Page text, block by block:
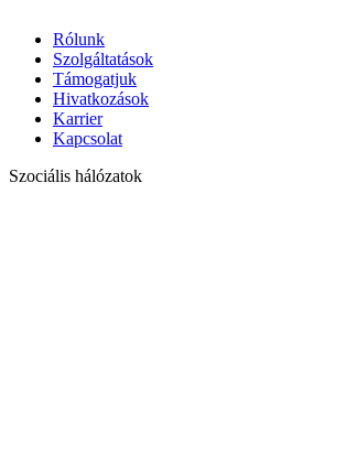
Rólunk
Szolgáltatások
Támogatjuk
Hivatkozások
Karrier
Kapcsolat
Szociális hálózatok